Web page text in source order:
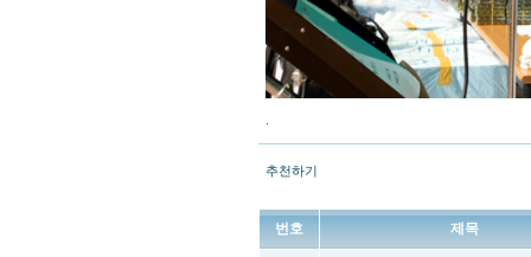
.
추천하기
번호 제목